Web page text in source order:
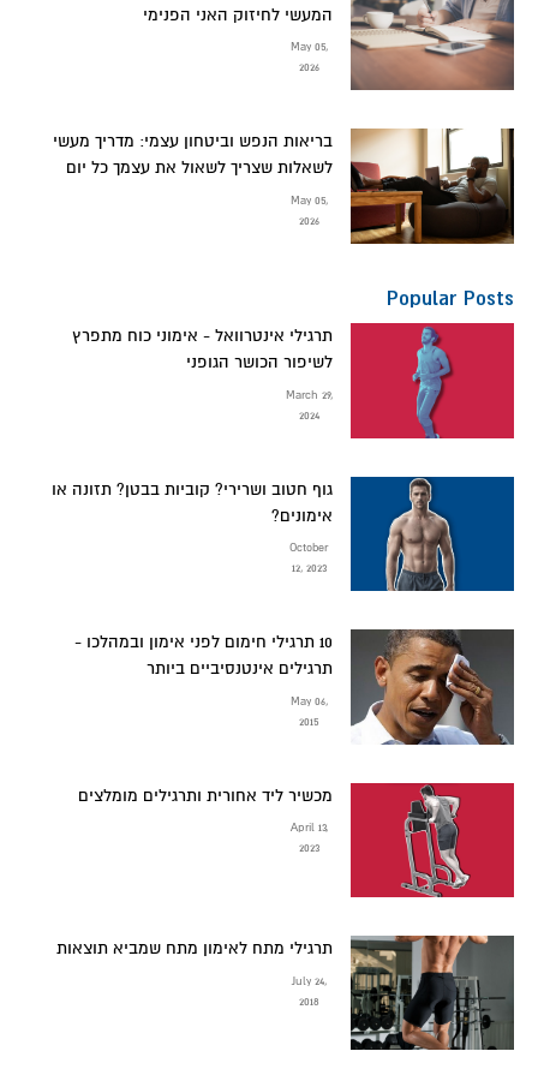
המעשי לחיזוק האני הפנימי
May 05,
2026
בריאות הנפש וביטחון עצמי: מדריך מעשי
לשאלות שצריך לשאול את עצמך כל יום
May 05,
2026
Popular Posts
תרגילי אינטרוואל - אימוני כוח מתפרץ
לשיפור הכושר הגופני
March 29,
2024
גוף חטוב ושרירי? קוביות בבטן? תזונה או
אימונים?
October
12, 2023
10 תרגילי חימום לפני אימון ובמהלכו -
תרגילים אינטנסיביים ביותר
May 06,
2015
מכשיר ליד אחורית ותרגילים מומלצים
April 13,
2023
תרגילי מתח לאימון מתח שמביא תוצאות
July 24,
2018